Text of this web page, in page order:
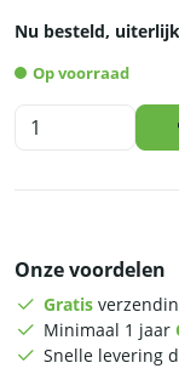
Nu besteld,
Op voorraad
HCB
Gastronorm
100
mm
RVS
Onze voordelen
Gratis
Minimaal 1 jaar
Snelle levering